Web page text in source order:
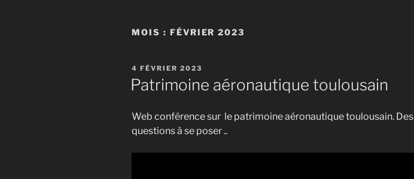
MOIS : FÉVRIER 2023
PUBLIÉ
LE
4 FÉVRIER 2023
Patrimoine aéronautique toulousain
Web conférence sur le patrimoine aéronautique toulousain. Des
questions à se poser ..